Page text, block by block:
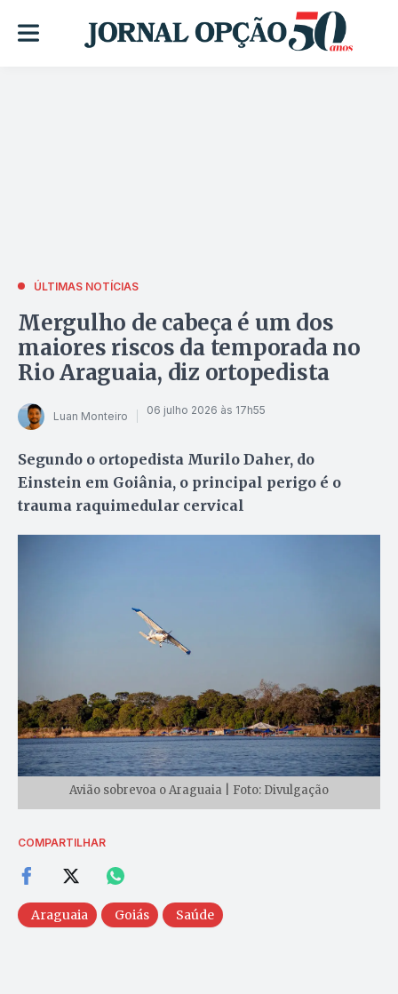
ÚLTIMAS NOTÍCIAS
Mergulho de cabeça é um dos
maiores riscos da temporada no
Rio Araguaia, diz ortopedista
Luan Monteiro 06 julho 2026 às 17h55
Segundo o ortopedista Murilo Daher, do
Einstein em Goiânia, o principal perigo é o
trauma raquimedular cervical
Avião sobrevoa o Araguaia | Foto: Divulgação
COMPARTILHAR
Araguaia Goiás Saúde